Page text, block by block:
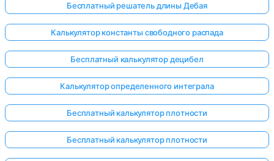
Бесплатный решатель длины Дебая
Калькулятор константы свободного распада
Бесплатный калькулятор децибел
Калькулятор определенного интеграла
Бесплатный калькулятор плотности
Бесплатный калькулятор плотности